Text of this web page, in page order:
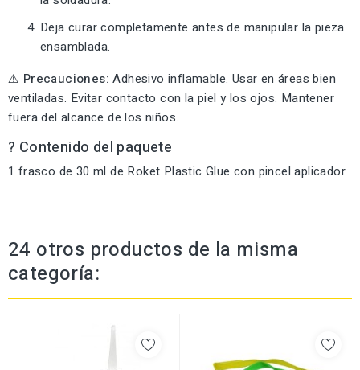
Deja curar completamente antes de manipular la pieza
ensamblada.
⚠️ Precauciones: Adhesivo inflamable. Usar en áreas bien
ventiladas. Evitar contacto con la piel y los ojos. Mantener
fuera del alcance de los niños.
? Contenido del paquete
1 frasco de 30 ml de Roket Plastic Glue con pincel aplicador
24 otros productos de la misma
categoría: